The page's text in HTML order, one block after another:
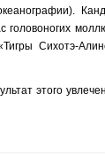
головоногих
Сихотэ-
этого